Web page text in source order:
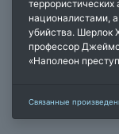
террористических
националистами,
убийства. Шерлок
профессор
«Наполеон
Связанные